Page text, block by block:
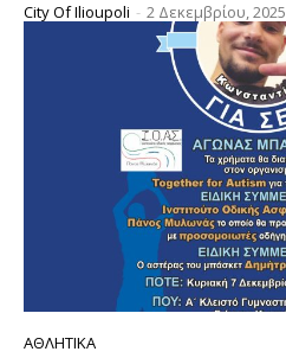
City Of Ilioupoli - 2 Δεκεμβρίου, 2025
ΑΘΛΗΤΙΚΆ